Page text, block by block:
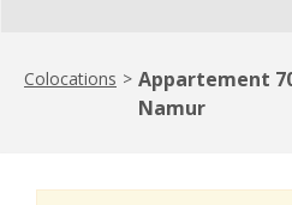
Colocations > Appartement
Namur